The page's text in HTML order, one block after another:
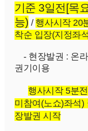
기준 3일전[목
능) / 행사시작 20
착순 입장(지정좌
- 현장발권 : 온
권기이용
행사시작 5분
미참여(노쇼)좌석)
장발권 시작